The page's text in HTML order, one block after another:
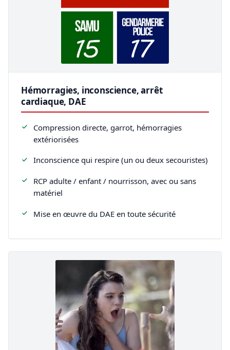
Hémorragies, inconscience, arrêt
cardiaque, DAE
Compression directe, garrot, hémorragies
extériorisées
Inconscience qui respire (un ou deux secouristes)
RCP adulte / enfant / nourrisson, avec ou sans
matériel
Mise en œuvre du DAE en toute sécurité